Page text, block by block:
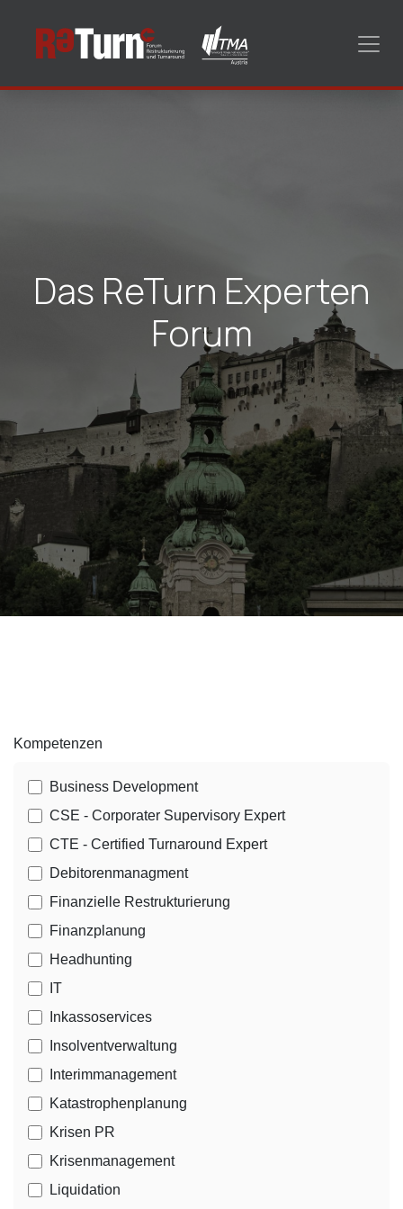
Das ReTurn Experten
Forum
Kompetenzen
Business Development
CSE - Corporater Supervisory Expert
CTE - Certified Turnaround Expert
Debitorenmanagment
Finanzielle Restrukturierung
Finanzplanung
Headhunting
IT
Inkassoservices
Insolventverwaltung
Interimmanagement
Katastrophenplanung
Krisen PR
Krisenmanagement
Liquidation